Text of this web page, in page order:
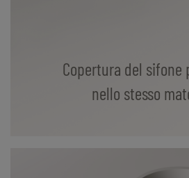
Copertura del sifone
nello stesso